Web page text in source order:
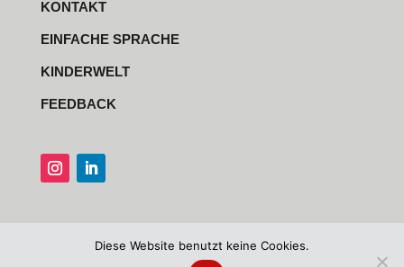
KONTAKT
EINFACHE SPRACHE
KINDERWELT
FEEDBACK
© 2026 BREBAU GmbH – Alle Rechte vorbehalten | Realisierung
Diese Website benutzt keine Cookies.